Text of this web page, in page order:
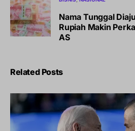
Nama Tunggal
Rupiah Makin
AS
Related Posts